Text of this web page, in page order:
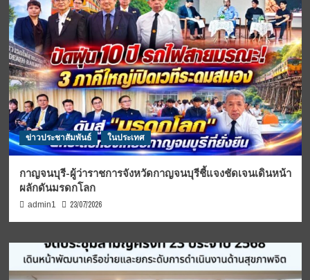
ข่าวประชาสัมพันธ์ ในประเทศ
กาญจนบุรี-ผู้ว่าราชการจังหวัดกาญจนบุรีชี้แจงชัดเจนเดินหน้า
ผลักดันมรดกโลก
admin1 23/07/2026